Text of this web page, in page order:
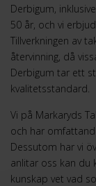
Derbigum,
50 år, och vi
Tillverkningen av
återvinning, då
Derbigum tar ett
kvalitetsstandard.
Vi på Markaryds
och har
Dessutom har vi
anlitar oss kan du
kunskap vet vad